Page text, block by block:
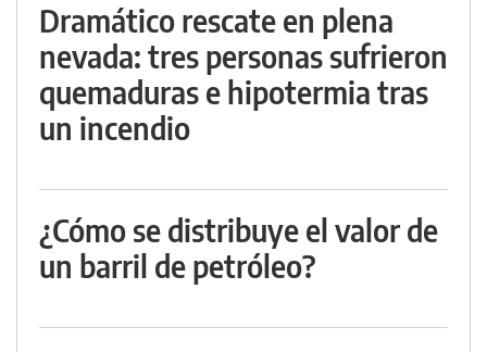
Dramático rescate en plena
nevada: tres personas sufrieron
quemaduras e hipotermia tras
un incendio
¿Cómo se distribuye el valor de
un barril de petróleo?